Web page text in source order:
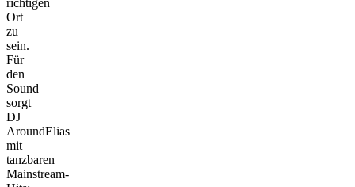
Ort
zu
sein.
Für
den
Sound
sorgt
DJ
AroundElias
mit
tanzbaren
Mainstream-